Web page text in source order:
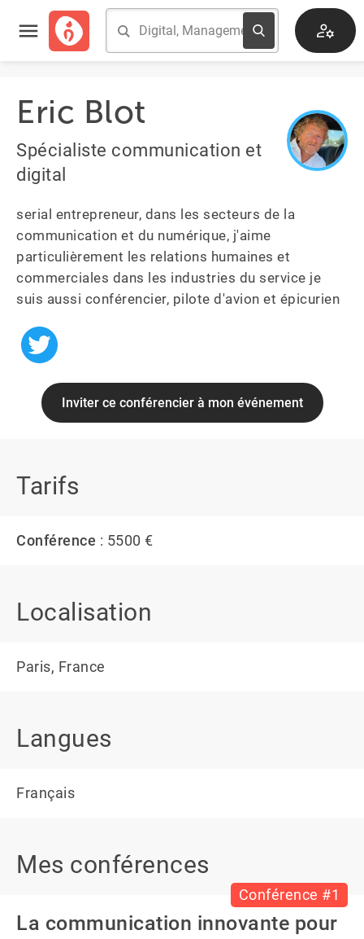
Eric Blot
Spécialiste communication et
digital
serial entrepreneur, dans les secteurs de la
communication et du numérique, j'aime
particulièrement les relations humaines et
commerciales dans les industries du service je
suis aussi conférencier, pilote d'avion et épicurien
Inviter ce conférencier à mon événement
Tarifs
Conférence : 5500 €
Localisation
Paris, France
Langues
Français
Mes conférences
Conférence #1
La communication innovante pour